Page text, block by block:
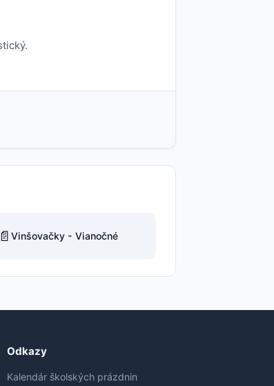
📄 Vinšovačky - Vianočné
Odkazy
Kalendár školských prázdnin